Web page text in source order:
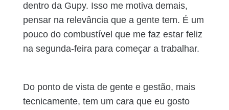
dentro da Gupy. Isso me motiva demais,
pensar na relevância que a gente tem. É um
pouco do combustível que me faz estar feliz
na segunda-feira para começar a trabalhar.
Do ponto de vista de gente e gestão, mais
tecnicamente, tem um cara que eu gosto